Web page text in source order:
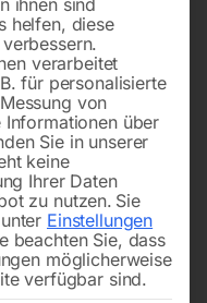
ihnen sind
helfen, diese
verarbeitet
für personalisierte
von
Informationen über
Sie in unserer
keine
Ihrer Daten
zu nutzen. Sie
Einstellungen
beachten Sie, dass
möglicherweise
verfügbar sind.